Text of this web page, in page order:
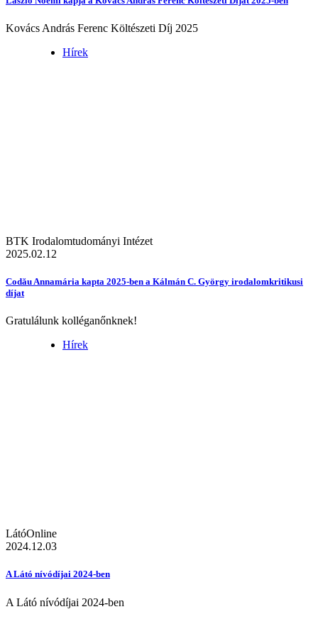
Kovács András Ferenc Költészeti Díj 2025
Hírek
BTK Irodalomtudományi Intézet
2025.02.12
Codău Annamária kapta 2025-ben a Kálmán C. György irodalomkritikusi
díjat
Gratulálunk kolléganőnknek!
Hírek
LátóOnline
2024.12.03
A Látó nívódíjai 2024-ben
A Látó nívódíjai 2024-ben